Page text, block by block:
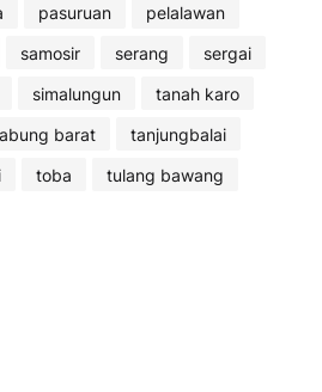
pasuruan
pelalawan
samosir serang
sergai
simalungun
tanah karo
barat
tanjungbalai
toba tulang bawang